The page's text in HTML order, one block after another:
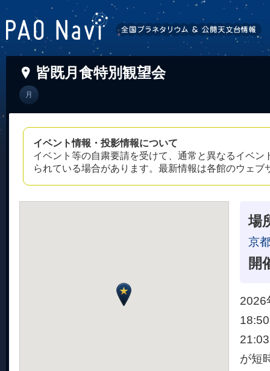
皆既月食特別観望会
月
イベント情報・投影情報について
イベント等の自粛要請を受けて、通常と異なるイベ
られている場合があります。最新情報は各館のウェ
場
京
開
2026
が短